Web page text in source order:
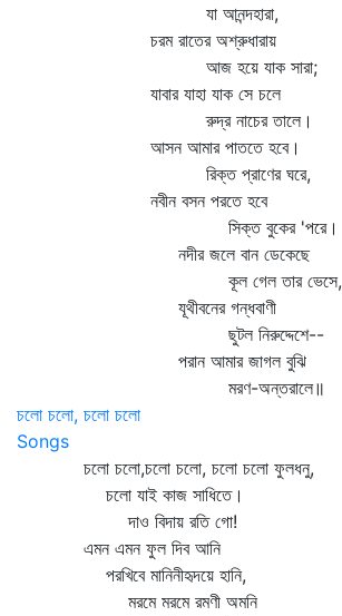
যা আনন্দহারা,
চরম রাতের অশ্রুধারায়
আজ হয়ে যাক সারা;
যাবার যাহা যাক সে চলে
রুদ্র নাচের তালে।
আসন আমার পাততে হবে।
রিক্ত প্রাণের ঘরে,
নবীন বসন পরতে হবে
সিক্ত বুকের 'পরে।
নদীর জলে বান ডেকেছে
কূল গেল তার ভেসে,
যূথীবনের গন্ধবাণী
ছুটল নিরুদ্দেশে--
পরান আমার জাগল বুঝি
মরণ-অন্তরালে॥
চলো চলো, চলো চলো
Songs
চলো চলো,চলো চলো, চলো চলো ফুলধনু,
চলো যাই কাজ সাধিতে।
দাও বিদায় রতি গো!
এমন এমন ফুল দিব আনি
পরখিবে মানিনীহৃদয়ে হানি,
মরমে মরমে রমণী অমনি